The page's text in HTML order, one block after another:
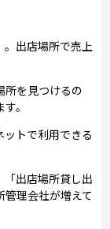
。出店場所で売上
所を見つけるの
。
トで利用できる
「出店場所貸し出
理会社が増えて